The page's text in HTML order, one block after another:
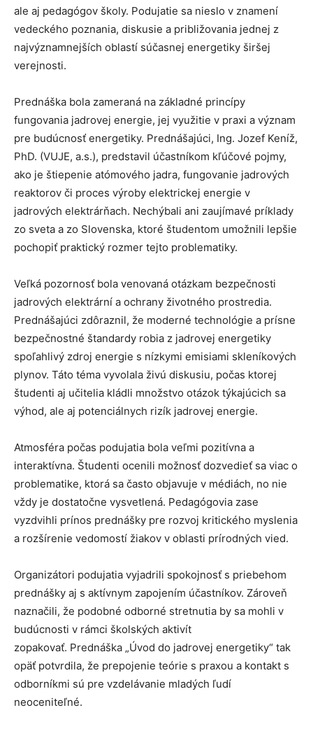
ale aj pedagógov školy. Podujatie sa nieslo v znamení
vedeckého poznania, diskusie a približovania jednej z
najvýznamnejších oblastí súčasnej energetiky širšej
verejnosti.
Prednáška bola zameraná na základné princípy
fungovania jadrovej energie, jej využitie v praxi a význam
pre budúcnosť energetiky. Prednášajúci, Ing. Jozef Keníž,
PhD. (VUJE, a.s.), predstavil účastníkom kľúčové pojmy,
ako je štiepenie atómového jadra, fungovanie jadrových
reaktorov či proces výroby elektrickej energie v
jadrových elektrárňach. Nechýbali ani zaujímavé príklady
zo sveta a zo Slovenska, ktoré študentom umožnili lepšie
pochopiť praktický rozmer tejto problematiky.
Veľká pozornosť bola venovaná otázkam bezpečnosti
jadrových elektrární a ochrany životného prostredia.
Prednášajúci zdôraznil, že moderné technológie a prísne
bezpečnostné štandardy robia z jadrovej energetiky
spoľahlivý zdroj energie s nízkymi emisiami skleníkových
plynov. Táto téma vyvolala živú diskusiu, počas ktorej
študenti aj učitelia kládli množstvo otázok týkajúcich sa
výhod, ale aj potenciálnych rizík jadrovej energie.
Atmosféra počas podujatia bola veľmi pozitívna a
interaktívna. Študenti ocenili možnosť dozvedieť sa viac o
problematike, ktorá sa často objavuje v médiách, no nie
vždy je dostatočne vysvetlená. Pedagógovia zase
vyzdvihli prínos prednášky pre rozvoj kritického myslenia
a rozšírenie vedomostí žiakov v oblasti prírodných vied.
Organizátori podujatia vyjadrili spokojnosť s priebehom
prednášky aj s aktívnym zapojením účastníkov. Zároveň
naznačili, že podobné odborné stretnutia by sa mohli v
budúcnosti v rámci školských aktivít
zopakovať. Prednáška „Úvod do jadrovej energetiky“ tak
opäť potvrdila, že prepojenie teórie s praxou a kontakt s
odborníkmi sú pre vzdelávanie mladých ľudí
neoceniteľné.